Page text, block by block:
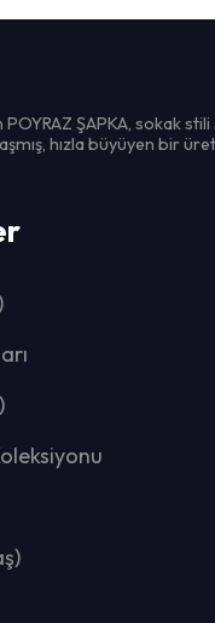
POYRAZ ŞAPKA, sokak
hızla büyüyen bir